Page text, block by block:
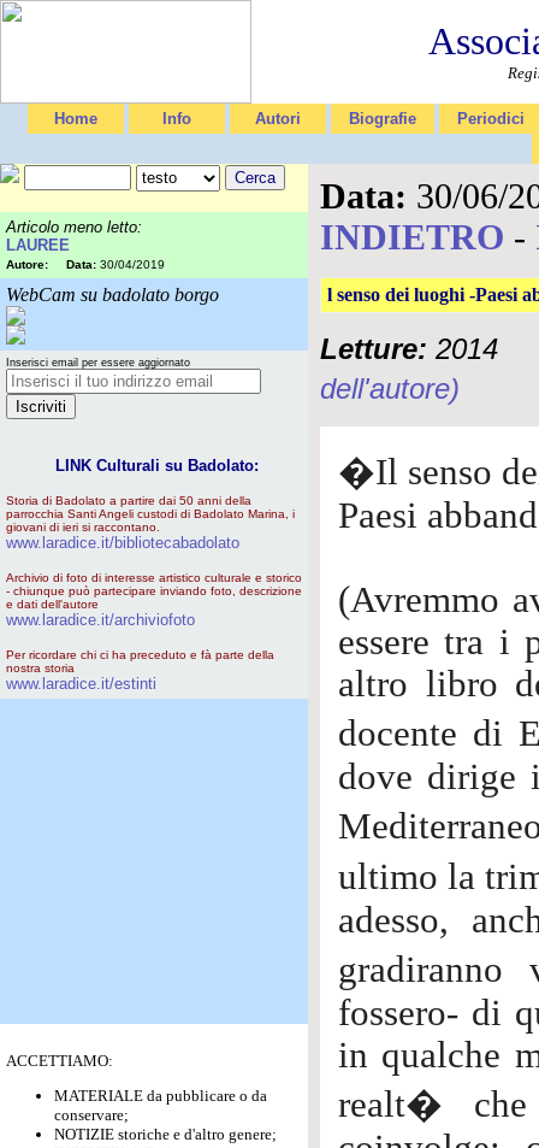
Home Info Autori Biografie Periodici
Articolo meno letto:
LAUREE
Autore: Data: 30/04/2019
WebCam su badolato borgo
Inserisci email per essere aggiornato
LINK Culturali su Badolato:
Storia di Badolato a partire dai 50 anni della
parrocchia Santi Angeli custodi di Badolato Marina, i
giovani di ieri si raccontano.
www.laradice.it/bibliotecabadolato
Archivio di foto di interesse artistico culturale e storico
- chiunque può partecipare inviando foto, descrizione
e dati dell'autore
www.laradice.it/archiviofoto
Per ricordare chi ci ha preceduto e fà parte della
nostra storia
www.laradice.it/estinti
ACCETTIAMO:
MATERIALE da pubblicare o da
conservare;
NOTIZIE storiche e d'altro genere;
Data: 30/06/
INDIETRO -
l senso dei luoghi -Paesi
Letture: 2014
dell'autore)
�Il senso
Paesi
(Avremmo
essere tra i
altro libro
docente di
dove dirige
ultimo la
adesso,
fossero- di
in qualche
realt�